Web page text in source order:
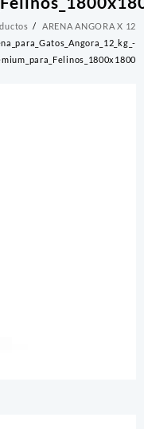
ARENA ANGORA X 12